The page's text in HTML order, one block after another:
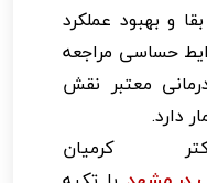
و بهبود عملکرد
حساسی مراجعه
معتبر نقش
دارد.
کرمیان